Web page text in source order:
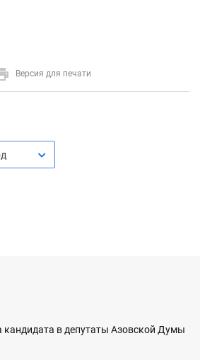
Версия для печати
кандидата в депутаты Азовской Думы